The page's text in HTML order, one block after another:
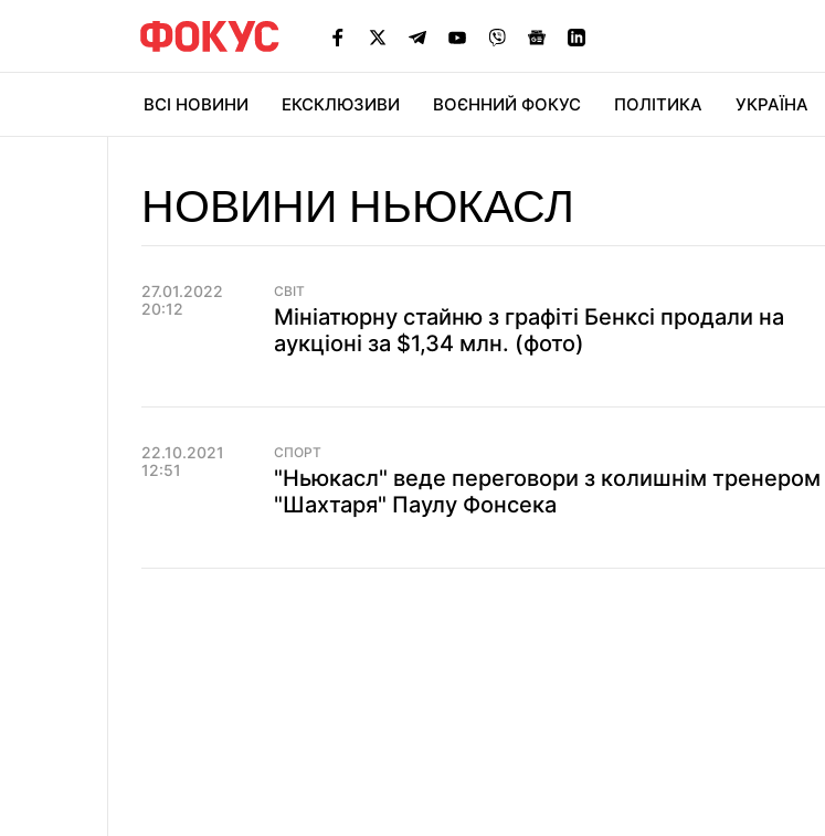
ВСІ НОВИНИ ЕКСКЛЮЗИВИ ВОЄННИЙ ФОКУС ПОЛІТИКА УКРАЇНА
НОВИНИ НЬЮКАСЛ
27.01.2022
20:12
СВІТ
Мініатюрну стайню з графіті Бенксі продали на
аукціоні за $1,34 млн. (фото)
22.10.2021
12:51
СПОРТ
"Ньюкасл" веде переговори з колишнім тренером
"Шахтаря" Паулу Фонсека